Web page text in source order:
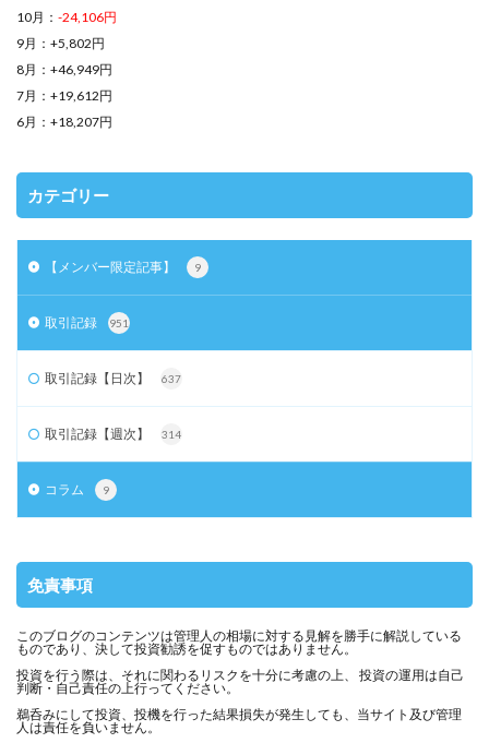
10月： -24,106円
9月：+5,802円
8月：+46,949円
7月：+19,612円
6月：+18,207円
カテゴリー
【メンバー限定記事】 9
取引記録 951
取引記録【日次】 637
取引記録【週次】 314
コラム 9
免責事項
このブログのコンテンツは管理人の相場に対する見解を勝手に解説している
ものであり、決して投資勧誘を促すものではありません。
投資を行う際は、それに関わるリスクを十分に考慮の上、 投資の運用は自己
判断・自己責任の上行ってください。
鵜呑みにして投資、投機を行った結果損失が発生しても、当サイト及び管理
人は責任を負いません。